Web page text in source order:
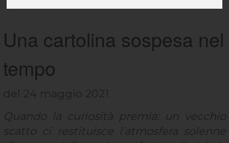
Una cartolina sospesa nel
tempo
del 24 maggio 2021
Quando la curiosità premia: un vecchio
scatto ci restituisce l’atmosfera solenne